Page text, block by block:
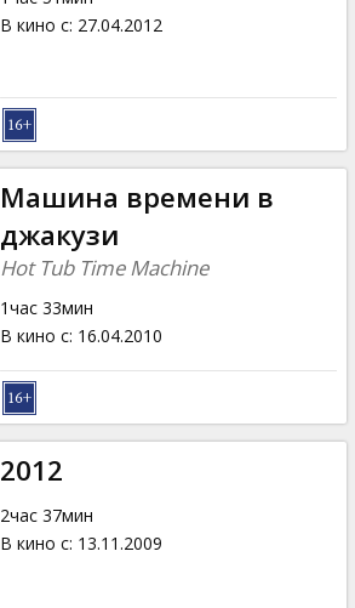
В кино с: 27.04.2012
Машина времени в
джакузи
Hot Tub Time Machine
1час 33мин
В кино с: 16.04.2010
2012
2час 37мин
В кино с: 13.11.2009